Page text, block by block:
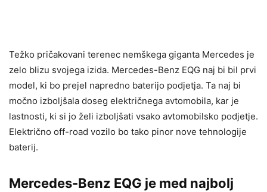
Težko pričakovani terenec nemškega giganta Mercedes je
zelo blizu svojega izida. Mercedes-Benz EQG naj bi bil prvi
model, ki bo prejel napredno baterijo podjetja. Ta naj bi
močno izboljšala doseg električnega avtomobila, kar je
lastnosti, ki si jo želi izboljšati vsako avtomobilsko podjetje.
Električno off-road vozilo bo tako pinor nove tehnologije
baterij.
Mercedes-Benz EQG je med najbolj